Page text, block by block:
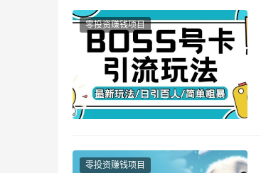
零投资赚钱项目
零投资赚钱项目